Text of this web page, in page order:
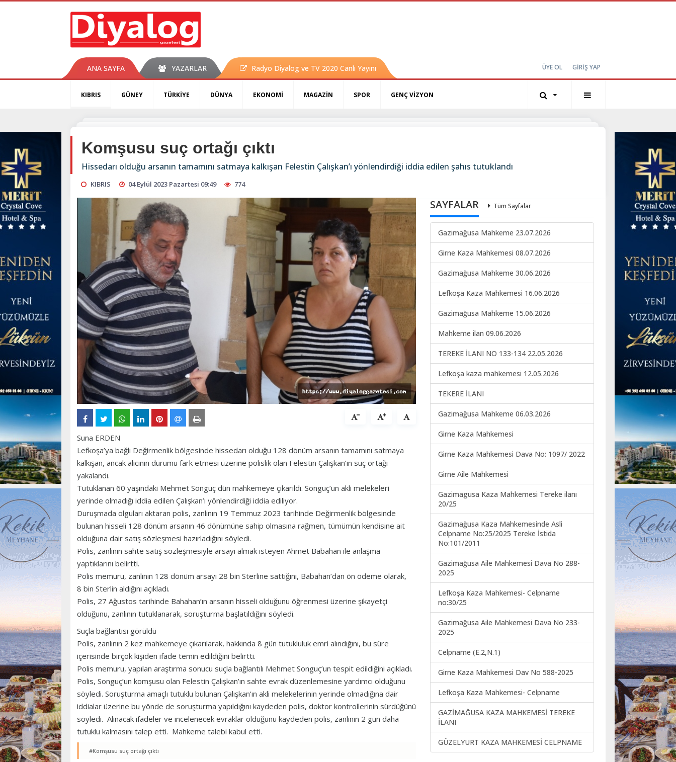
ANA SAYFA YAZARLAR Radyo Diyalog ve TV 2020 Canlı Yayını ÜYE OL GİRİŞ YAP
KIBRIS GÜNEY TÜRKİYE DÜNYA EKONOMİ MAGAZİN SPOR GENÇ VİZYON
Komşusu suç ortağı çıktı
Hissedarı olduğu arsanın tamamını satmaya kalkışan Felestin Çalışkan’ı yönlendirdiği iddia edilen şahıs tutuklandı
KIBRIS 04 Eylül 2023 Pazartesi 09:49 774
Suna ERDEN
Lefkoşa’ya bağlı Değirmenlik bölgesinde hissedarı olduğu 128 dönüm arsanın tamamını satmaya
kalkışan, ancak alıcının durumu fark etmesi üzerine polislik olan Felestin Çalışkan’ın suç ortağı
yakalandı.
Tutuklanan 60 yaşındaki Mehmet Songuç dün mahkemeye çıkarıldı. Songuç’un akli melekeleri
yerinde olmadığı iddia edilen Çalışkan’ı yönlendirdiği iddia ediliyor.
Duruşmada olguları aktaran polis, zanlının 19 Temmuz 2023 tarihinde Değirmenlik bölgesinde
bulunan hisseli 128 dönüm arsanın 46 dönümüne sahip olmasına rağmen, tümümün kendisine ait
olduğuna dair satış sözleşmesi hazırladığını söyledi.
Polis, zanlının sahte satış sözleşmesiyle arsayı almak isteyen Ahmet Babahan ile anlaşma
yaptıklarını belirtti.
Polis memuru, zanlının 128 dönüm arsayı 28 bin Sterline sattığını, Babahan’dan ön ödeme olarak,
8 bin Sterlin aldığını açıkladı.
Polis, 27 Ağustos tarihinde Bahahan’ın arsanın hisseli olduğunu öğrenmesi üzerine şikayetçi
olduğunu, zanlının tutuklanarak, soruşturma başlatıldığını söyledi.
Suçla bağlantısı görüldü
Polis, zanlının 2 kez mahkemeye çıkarılarak, hakkında 8 gün tutukluluk emri alındığını, bu süre
içerisinde birçok kişiden ifade temin edildiğini belirtti.
Polis memuru, yapılan araştırma sonucu suçla bağlantılı Mehmet Songuç’un tespit edildiğini açıkladı.
Polis, Songuç’un komşusu olan Felestin Çalışkan’ın sahte evrak düzenlemesine yardımcı olduğunu
söyledi. Soruşturma amaçlı tutuklu bulunan Çalışkan’ın akli melekelerinin yerinde olmadığına dair
iddialar üzerine bu yönde de soruşturma yapıldığını kaydeden polis, doktor kontrollerinin sürdüğünü
söyledi. Alınacak ifadeler ve incelenecek evraklar olduğunu kaydeden polis, zanlının 2 gün daha
tutuklu kalmasını talep etti. Mahkeme talebi kabul etti.
#Komşusu suç ortağı çıktı
SAYFALAR Tüm Sayfalar
Gazimağusa Mahkeme 23.07.2026
Girne Kaza Mahkemesi 08.07.2026
Gazimağusa Mahkeme 30.06.2026
Lefkoşa Kaza Mahkemesi 16.06.2026
Gazimağusa Mahkeme 15.06.2026
Mahkeme ilan 09.06.2026
TEREKE İLANI NO 133-134 22.05.2026
Lefkoşa kaza mahkemesi 12.05.2026
TEKERE İLANI
Gazimağusa Mahkeme 06.03.2026
Girne Kaza Mahkemesi
Girne Kaza Mahkemesi Dava No: 1097/ 2022
Girne Aile Mahkemesi
Gazimagusa Kaza Mahkemesi Tereke ilanı
20/25
Gazimağusa Kaza Mahkemesinde Asli
Celpname No:25/2025 Tereke İstida
No:101/2011
Gazimağusa Aile Mahkemesi Dava No 288-
2025
Lefkoşa Kaza Mahkemesi- Celpname
no:30/25
Gazimağusa Aile Mahkemesi Dava No 233-
2025
Celpname (E.2,N.1)
Girne Kaza Mahkemesi Dav No 588-2025
Lefkoşa Kaza Mahkemesi- Celpname
GAZİMAĞUSA KAZA MAHKEMESİ TEREKE
İLANI
GÜZELYURT KAZA MAHKEMESİ CELPNAME